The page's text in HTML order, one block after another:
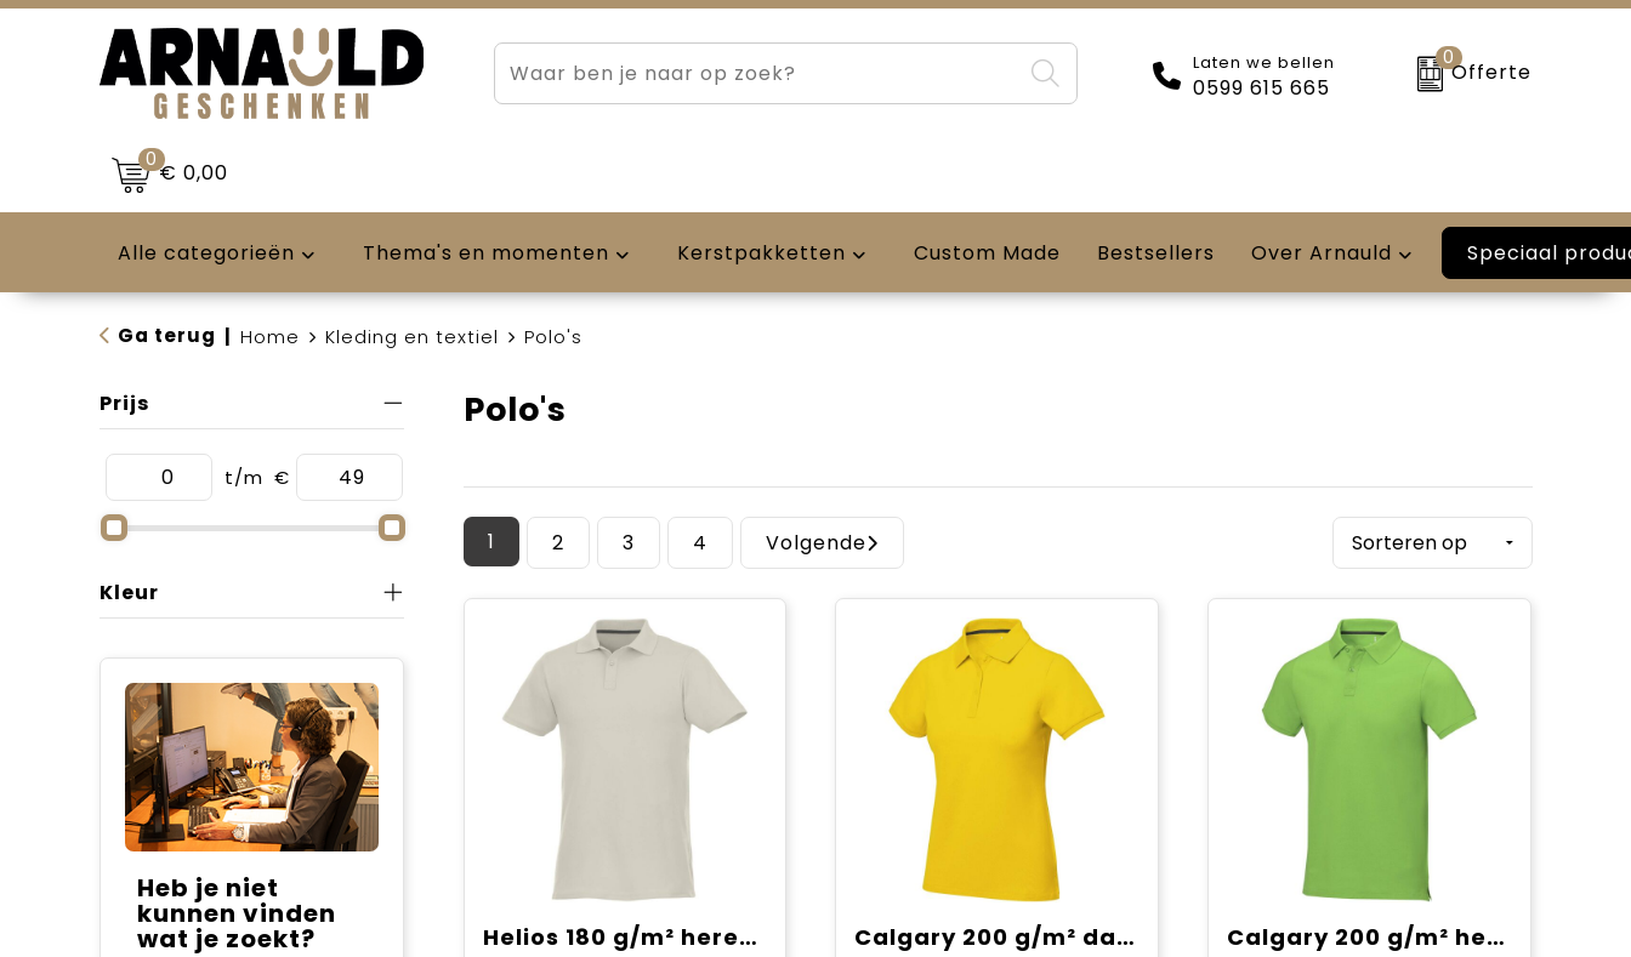
Laten we bellen
0599 615 665
0
Offerte
0€ 0,00
Alle categorieën Thema's en momenten Kerstpakketten Custom Made Bestsellers Over Arnauld Speciaal
Ga terug Home Kleding en textiel Polo's
Prijs
t/m €
Kleur
Heb je niet
kunnen vinden
wat je zoekt?
Polo's
1 2 3 4 Volgende
Helios 180 g/m² herenpolo met korte mouwen Calgary 200 g/m² damespolo met korte mouwen Calgary 200 g/m² herenpolo met korte mouwen